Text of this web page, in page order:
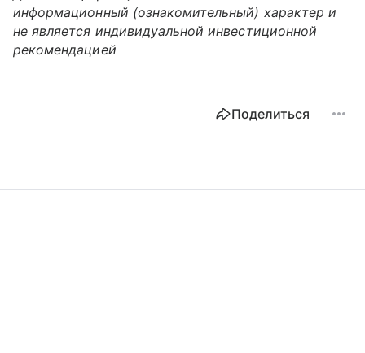
информационный (ознакомительный) характер и
не является индивидуальной инвестиционной
рекомендацией
Поделиться